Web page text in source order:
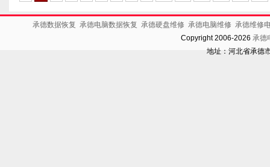
承德数据恢复 承德电脑数据恢复 承德硬盘维修 承德电脑维修 承德维修
Copyright 2006-2026 承德
地址：河北省承德